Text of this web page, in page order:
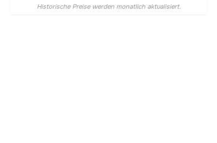
Historische Preise werden monatlich aktualisiert.